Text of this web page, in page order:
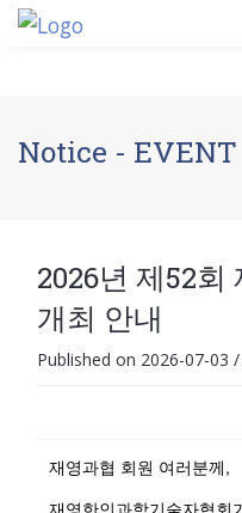
Notice - EVENT
2026년 제52회
개최 안내
Published on 2026-07-03 /
재영과협 회원 여러분께,
재영한인과학기술자협회